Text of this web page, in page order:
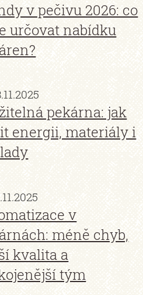
v pečivu 2026: co
určovat nabídku
pekárna: jak
energii, materiály i
v
méně chyb,
kvalita a
tým